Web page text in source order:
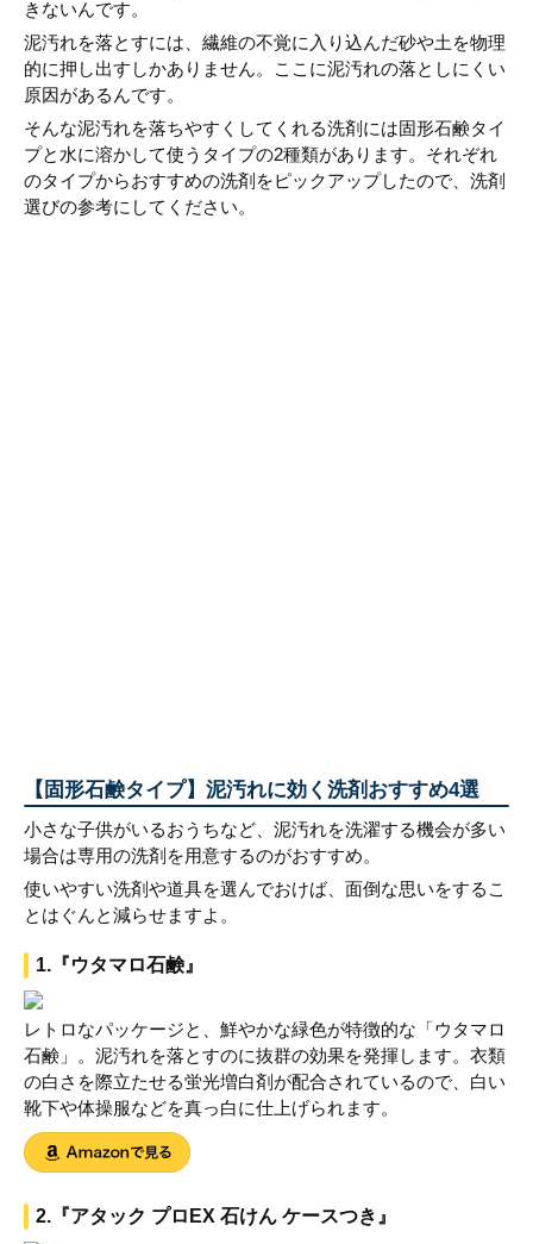
きないんです。
泥汚れを落とすには、繊維の不覚に入り込んだ砂や土を物理
的に押し出すしかありません。ここに泥汚れの落としにくい
原因があるんです。
そんな泥汚れを落ちやすくしてくれる洗剤には固形石鹸タイ
プと水に溶かして使うタイプの2種類があります。それぞれ
のタイプからおすすめの洗剤をピックアップしたので、洗剤
選びの参考にしてください。
【固形石鹸タイプ】泥汚れに効く洗剤おすすめ4選
小さな子供がいるおうちなど、泥汚れを洗濯する機会が多い
場合は専用の洗剤を用意するのがおすすめ。
使いやすい洗剤や道具を選んでおけば、面倒な思いをするこ
とはぐんと減らせますよ。
1.『ウタマロ石鹸』
レトロなパッケージと、鮮やかな緑色が特徴的な「ウタマロ
石鹸」。泥汚れを落とすのに抜群の効果を発揮します。衣類
の白さを際立たせる蛍光増白剤が配合されているので、白い
靴下や体操服などを真っ白に仕上げられます。
2.『アタック プロEX 石けん ケースつき』